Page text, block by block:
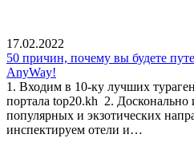
17.02.2022
50 причин, почему вы будете
AnyWay!
1. Входим в 10-ку лучших
портала top20.kh 2. Досконально
популярных и экзотических
инспектируем отели и…